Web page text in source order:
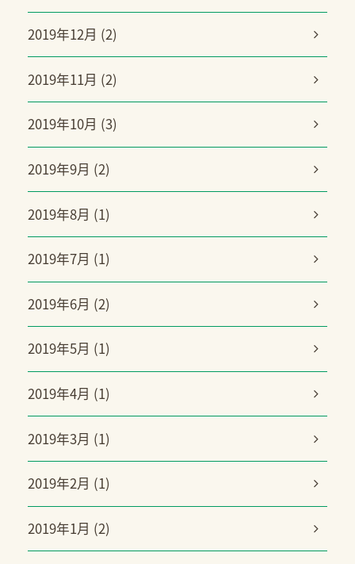
2019年12月 (2)
2019年11月 (2)
2019年10月 (3)
2019年9月 (2)
2019年8月 (1)
2019年7月 (1)
2019年6月 (2)
2019年5月 (1)
2019年4月 (1)
2019年3月 (1)
2019年2月 (1)
2019年1月 (2)